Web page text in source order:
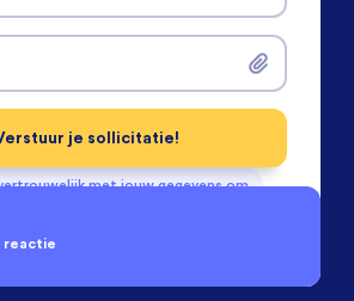
met jouw gegevens om
je sollicitatie!
reactie